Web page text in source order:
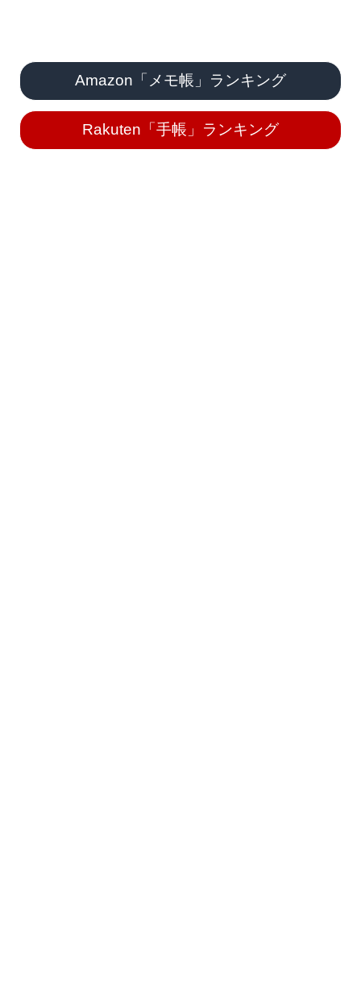
Amazon「メモ帳」ランキング
Rakuten「手帳」ランキング